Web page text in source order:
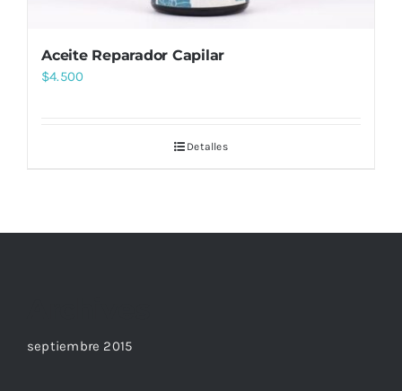
Aceite Reparador Capilar
$4.500
Detalles
septiembre 2015